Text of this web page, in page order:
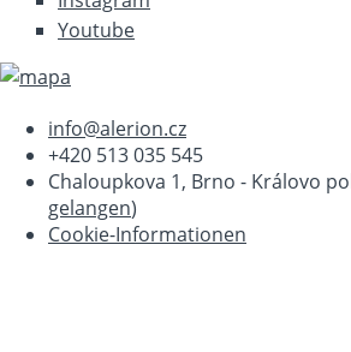
Youtube
info@alerion.cz
+420 513 035 545
Chaloupkova 1, Brno - Královo
gelangen)
Cookie-Informationen